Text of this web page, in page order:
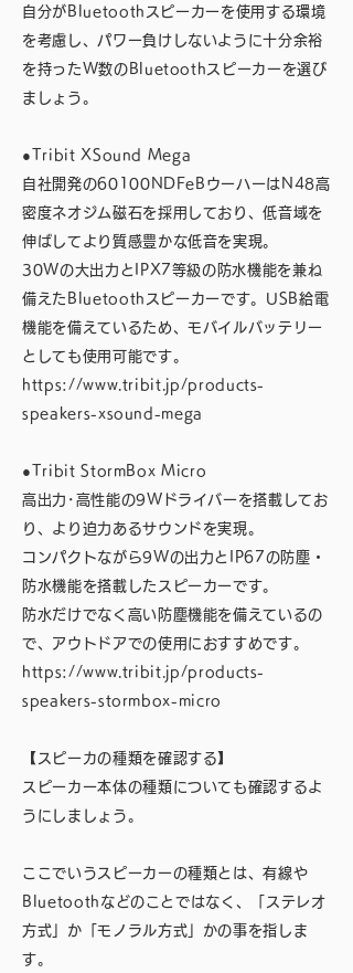
自分がBluetoothスピーカーを使用する環境
を考慮し、パワー負けしないように十分余裕
を持ったW数のBluetoothスピーカーを選び
ましょう。
●Tribit XSound Mega
自社開発の60100NDFeBウーハーはN48高
密度ネオジム磁石を採用しており、低音域を
伸ばしてより質感豊かな低音を実現。
30Wの大出力とIPX7等級の防水機能を兼ね
備えたBluetoothスピーカーです。USB給電
機能を備えているため、モバイルバッテリー
としても使用可能です。
https://www.tribit.jp/products-
speakers-xsound-mega
●Tribit StormBox Micro
高出力･高性能の9Wドライバーを搭載してお
り、より迫力あるサウンドを実現。
コンパクトながら9Wの出力とIP67の防塵・
防水機能を搭載したスピーカーです。
防水だけでなく高い防塵機能を備えているの
で、アウトドアでの使用におすすめです。
https://www.tribit.jp/products-
speakers-stormbox-micro
【スピーカの種類を確認する】
スピーカー本体の種類についても確認するよ
うにしましょう。
ここでいうスピーカーの種類とは、有線や
Bluetoothなどのことではなく、「ステレオ
方式」か「モノラル方式」かの事を指しま
す。